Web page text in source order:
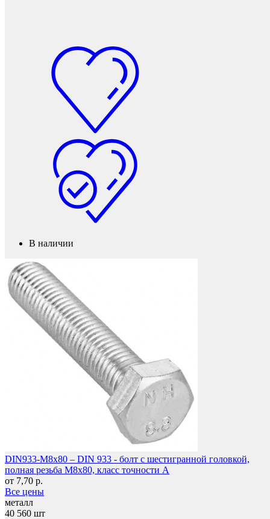
Защита фанеры, ДСП, коробок
Мебель и фурнитура
В наличии
DIN933-M8x80 – DIN 933 - болт с шестигранной головкой,
полная резьба M8x80, класс точности A
от 7,70 р.
Все цены
металл
40 560 шт